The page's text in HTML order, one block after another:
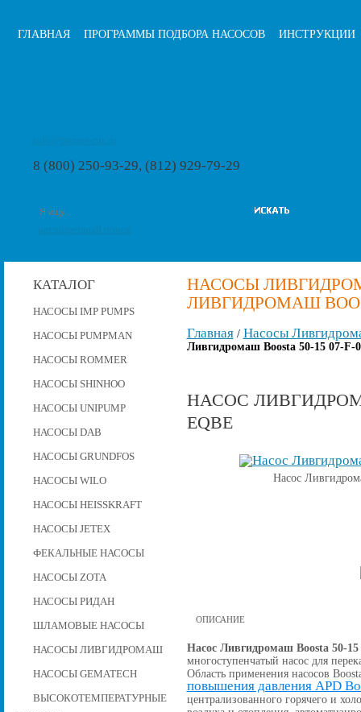
ГЛАВНАЯ ПРОГРАММЫ ПОДБОРА НАСОСОВ ИНСТРУКЦИИ
8 (800) 250-93-29, (812) 929-79-29
КАТАЛОГ
НАСОСЫ IMP PUMPS
НАСОСЫ PUMPMAN
НАСОСЫ ROMMER
НАСОСЫ SHINHOO
НАСОСЫ UNIPUMP
НАСОСЫ DAB
НАСОСЫ GRUNDFOS
НАСОСЫ WILO
НАСОСЫ HEISSKRAFT
НАСОСЫ JETEX
ФЕКАЛЬНЫЕ НАСОСЫ
НАСОСЫ ZOTA
НАСОСЫ РИДАН
ШЛАМОВЫЕ НАСОСЫ
НАСОСЫ ЛИВГИДРОМАШ
НАСОСЫ GEMATECH
ВЫСОКОТЕМПЕРАТУРНЫЕ
НАСОСЫ
ЛИВГИДРОМАШ
Главная/ Насосы
Ливгидромаш Boosta 50-15 07-F-
НАСОС
EQBE
Насос
ОПИСАНИЕ
Насос Ливгидромаш Boosta 50-
многоступенчатый насос для
Область применения насосов
повышения давления APD
централизованного горячего и